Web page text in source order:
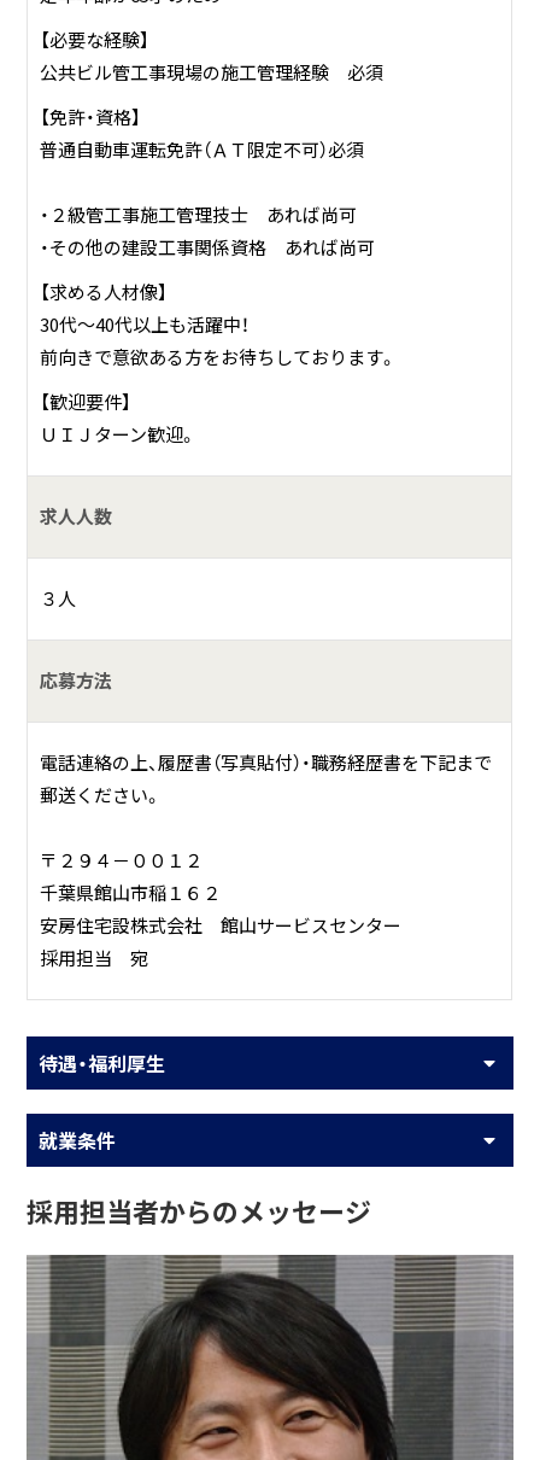
【必要な経験】
公共ビル管工事現場の施工管理経験 必須
【免許・資格】
普通自動車運転免許（ＡＴ限定不可）必須
・２級管工事施工管理技士 あれば尚可
・その他の建設工事関係資格 あれば尚可
【求める人材像】
30代～40代以上も活躍中！
前向きで意欲ある方をお待ちしております。
【歓迎要件】
ＵＩＪターン歓迎。
求人人数
３人
応募方法
電話連絡の上、履歴書（写真貼付）・職務経歴書を下記まで
郵送ください。
〒２９４－００１２
千葉県館山市稲１６２
安房住宅設株式会社 館山サービスセンター
採用担当 宛
待遇・福利厚生
就業条件
採用担当者からのメッセージ